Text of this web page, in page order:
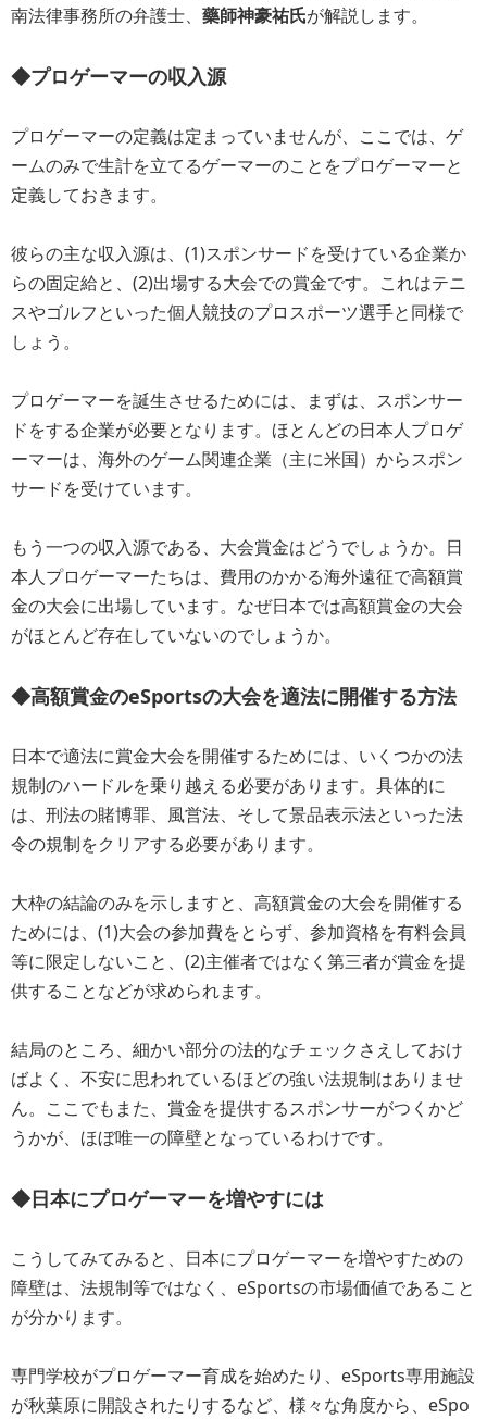
南法律事務所の弁護士、 藥師神豪祐氏が解説します。
◆プロゲーマーの収入源
プロゲーマーの定義は定まっていませんが、ここでは、ゲ
ームのみで生計を立てるゲーマーのことをプロゲーマーと
定義しておきます。
彼らの主な収入源は、(1)スポンサードを受けている企業か
らの固定給と、(2)出場する大会での賞金です。これはテニ
スやゴルフといった個人競技のプロスポーツ選手と同様で
しょう。
プロゲーマーを誕生させるためには、まずは、スポンサー
ドをする企業が必要となります。ほとんどの日本人プロゲ
ーマーは、海外のゲーム関連企業（主に米国）からスポン
サードを受けています。
もう一つの収入源である、大会賞金はどうでしょうか。日
本人プロゲーマーたちは、費用のかかる海外遠征で高額賞
金の大会に出場しています。なぜ日本では高額賞金の大会
がほとんど存在していないのでしょうか。
◆高額賞金のeSportsの大会を適法に開催する方法
日本で適法に賞金大会を開催するためには、いくつかの法
規制のハードルを乗り越える必要があります。具体的に
は、刑法の賭博罪、風営法、そして景品表示法といった法
令の規制をクリアする必要があります。
大枠の結論のみを示しますと、高額賞金の大会を開催する
ためには、(1)大会の参加費をとらず、参加資格を有料会員
等に限定しないこと、(2)主催者ではなく第三者が賞金を提
供することなどが求められます。
結局のところ、細かい部分の法的なチェックさえしておけ
ばよく、不安に思われているほどの強い法規制はありませ
ん。ここでもまた、賞金を提供するスポンサーがつくかど
うかが、ほぼ唯一の障壁となっているわけです。
◆日本にプロゲーマーを増やすには
こうしてみてみると、日本にプロゲーマーを増やすための
障壁は、法規制等ではなく、eSportsの市場価値であること
が分かります。
専門学校がプロゲーマー育成を始めたり、eSports専用施設
が秋葉原に開設されたりするなど、様々な角度から、eSpo